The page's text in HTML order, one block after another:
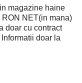
magazine haine
NET(in mana)
doar cu contract
doar la